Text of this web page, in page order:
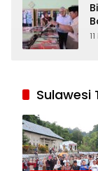
Sulawesi